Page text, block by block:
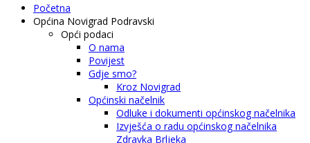
Početna
Općina Novigrad Podravski
Opći podaci
O nama
Povijest
Gdje smo?
Kroz Novigrad
Općinski načelnik
Odluke i dokumenti općinskog načelnika
Izvješća o radu općinskog načelnika
Zdravka Brljeka